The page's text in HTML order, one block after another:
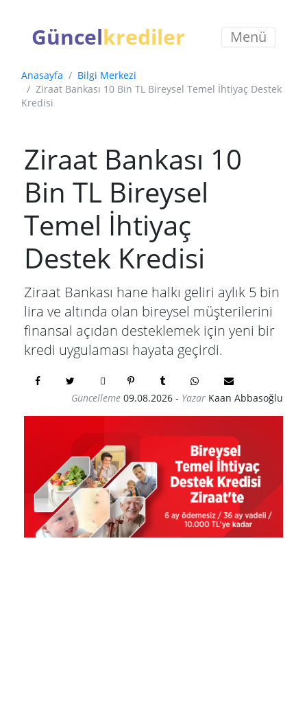
Güncelkrediler Menü
Anasayfa
Bilgi Merkezi
Ziraat Bankası 10 Bin TL Bireysel Temel İhtiyaç Destek
Kredisi
Ziraat Bankası 10
Bin TL Bireysel
Temel İhtiyaç
Destek Kredisi
Ziraat Bankası hane halkı geliri aylık 5 bin
lira ve altında olan bireysel müşterilerini
finansal açıdan desteklemek için yeni bir
kredi uygulaması hayata geçirdi.
Güncelleme 09.08.2026 - Yazar Kaan Abbasoğlu